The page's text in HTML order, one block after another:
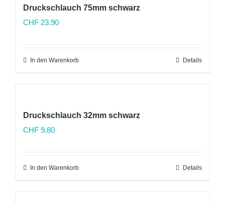
Druckschlauch 75mm schwarz
CHF 23.90
In den Warenkorb Details
Druckschlauch 32mm schwarz
CHF 9.80
In den Warenkorb Details